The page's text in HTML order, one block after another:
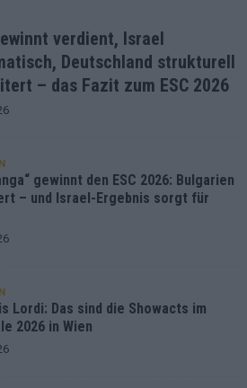
verdient, Israel
Deutschland strukturell
– das Fazit zum ESC 2026
gewinnt den ESC 2026: Bulgarien
– und Israel-Ergebnis sorgt für
Lordi: Das sind die Showacts im
2026 in Wien